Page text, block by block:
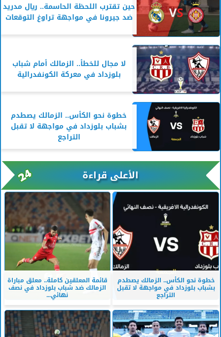
حين تقترب اللحظة الحاسمة.. ريال مدريد
ضد جيرونا في مواجهة تراوغ التوقعات
لا مجال للخطأ.. الزمالك أمام شباب
بلوزداد في معركة الكونفدرالية
خطوة نحو الكأس.. الزمالك يصطدم
بشباب بلوزداد في مواجهة لا تقبل
التراجع
الأعلى قراءة
خطوة نحو الكأس.. الزمالك يصطدم
بشباب بلوزداد في مواجهة لا تقبل
التراجع
قائمة المعلقين كاملة.. معلق مباراة
الزمالك ضد شباب بلوزداد في نصف
نهائي...